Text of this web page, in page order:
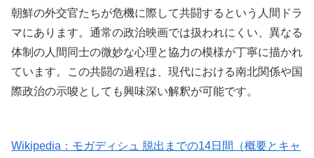
朝鮮の外交官たちが危機に際して共闘するという人間ドラ
マにあります。通常の政治映画では扱われにくい、異なる
体制の人間同士の微妙な心理と協力の模様が丁寧に描かれ
ています。この共闘の過程は、現代における南北関係や国
際政治の示唆としても興味深い解釈が可能です。
Wikipedia：モガディシュ 脱出までの14日間（概要とキャ